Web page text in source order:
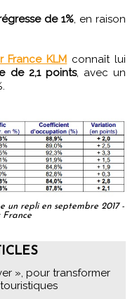
de 1%, en raison
France KLM connaît lui
de 2,1 points, avec un
un repli en septembre 2017 -
France
», pour transformer